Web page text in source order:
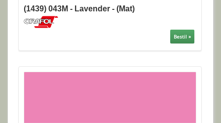
(1439) 043M - Lavender - (Mat)
Bestil »